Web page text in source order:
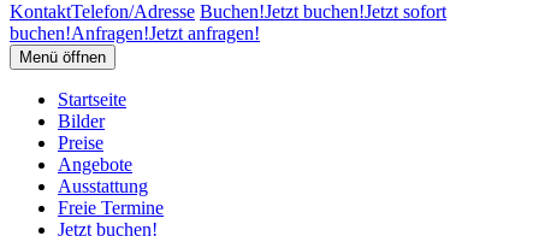
KontaktTelefon/Adresse Buchen!Jetzt buchen!Jetzt sofort
buchen!Anfragen!Jetzt anfragen!
Menü öffnen
Startseite
Bilder
Preise
Angebote
Ausstattung
Freie Termine
Jetzt buchen!